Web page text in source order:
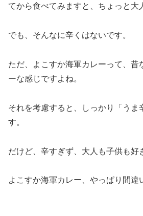
てから食べてみますと、ちょっと大
でも、そんなに辛くはないです。
ただ、よこすか海軍カレーって、昔
ーな感じですよね。
それを考慮すると、しっかり「うま
す。
だけど、辛すぎず、大人も子供も好
よこすか海軍カレー、やっぱり間違